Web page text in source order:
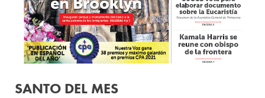
SANTO DEL MES